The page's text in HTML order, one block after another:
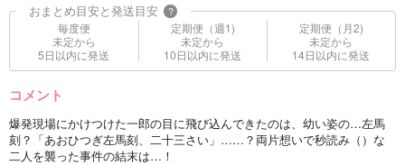
おまとめ目安と発送目安 ?
毎度便
未定から
5日以内に発送
定期便（週1)
未定から
10日以内に発送
定期便（月2)
未定から
14日以内に発送
コメント
爆発現場にかけつけた一郎の目に飛び込んできたのは、幼い姿の…左馬
刻？「あおひつぎ左馬刻、二十三さい」……？両片想いで秒読み（）な
二人を襲った事件の結末は…！